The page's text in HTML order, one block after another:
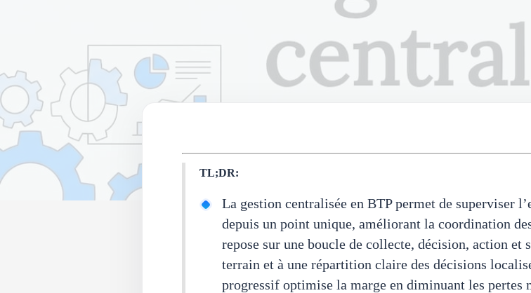
TL;DR:
La gestion centralisée en BTP permet de superviser
depuis un point unique, améliorant la coordination
repose sur une boucle de collecte, décision, action et
terrain et à une répartition claire des décisions
progressif optimise la marge en diminuant les pertes